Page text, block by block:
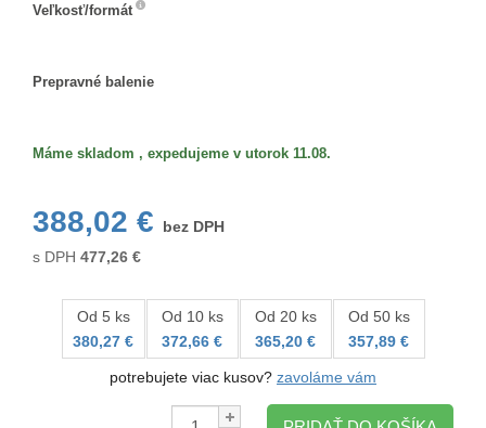
Veľkosť/formát
Prepravné balenie
Máme skladom , expedujeme v utorok 11.08.
388,02 €
bez DPH
s DPH 477,26 €
Od 5 ks
380,27 €
Od 10 ks
372,66 €
Od 20 ks
365,20 €
Od 50 ks
357,89 €
potrebujete viac kusov? zavoláme vám
Množstvo: